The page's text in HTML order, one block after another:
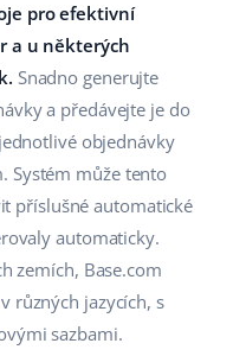
pro efektivní
a u některých
Snadno generujte
a předávejte je do
objednávky
Systém může tento
příslušné automatické
automaticky.
zemích, Base.com
různých jazycích, s
sazbami.